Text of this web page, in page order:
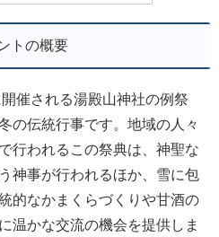
トの概要
催される湯殿山神社の例祭
の伝統行事です。地域の人々
行われるこの祭典は、神聖な
神事が行われるほか、雪に包
的なかまくらづくりや甘酒の
温かな交流の機会を提供しま